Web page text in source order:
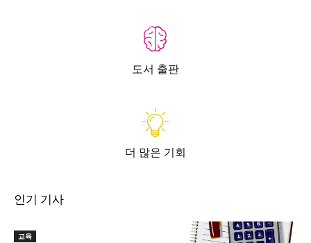
도서 출판
더 많은 기회
인기 기사
교육